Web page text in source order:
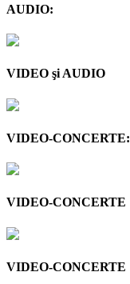
AUDIO:
VIDEO şi AUDIO
VIDEO-CONCERTE:
VIDEO-CONCERTE
VIDEO-CONCERTE